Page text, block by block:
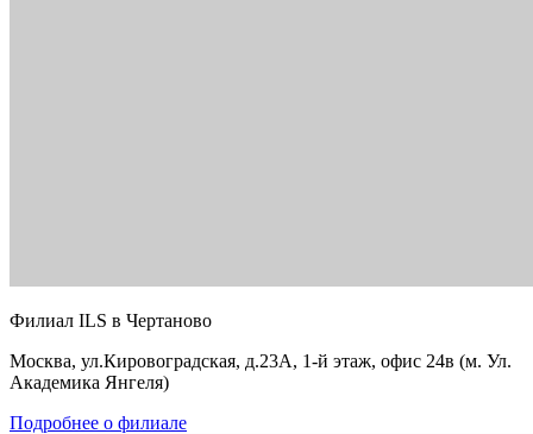
Филиал ILS в Чертаново
Москва, ул.Кировоградская, д.23А, 1-й этаж, офис 24в (м. Ул.
Академика Янгеля)
Подробнее о филиале